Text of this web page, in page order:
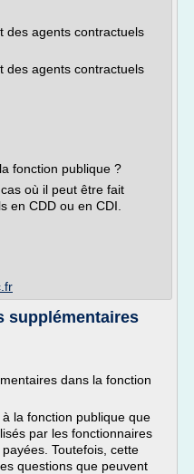
des agents contractuels
des agents contractuels
fonction publique ?
où il peut être fait
en CDD ou en CDI.
supplémentaires
dans la fonction
la fonction publique que
par les fonctionnaires
Toutefois, cette
questions que peuvent